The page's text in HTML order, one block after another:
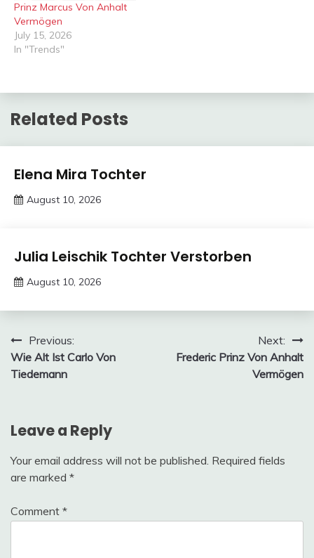
Prinz Marcus Von Anhalt
Vermögen
July 15, 2026
In "Trends"
Related Posts
Trends
Elena Mira Tochter
August 10, 2026
Trends
Julia Leischik Tochter Verstorben
August 10, 2026
Meme
Post
navigation
Previous:
Wie Alt Ist Carlo Von
Tiedemann
Next:
Frederic Prinz Von Anhalt
Vermögen
Leave a Reply
Your email address will not be published. Required fields
are marked *
Comment *